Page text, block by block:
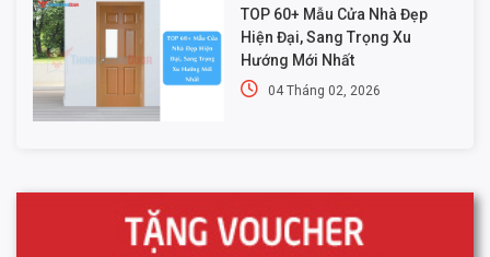
TOP 60+ Mẫu Cửa Nhà Đẹp
Hiện Đại, Sang Trọng Xu
Hướng Mới Nhất
04 Tháng 02, 2026